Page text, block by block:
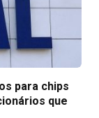
para chips
que